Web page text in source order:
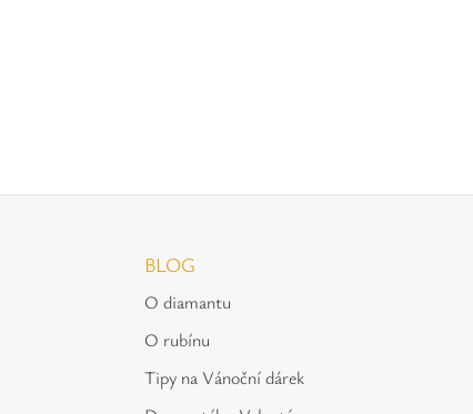
BLOG
O diamantu
O rubínu
Tipy na Vánoční dárek